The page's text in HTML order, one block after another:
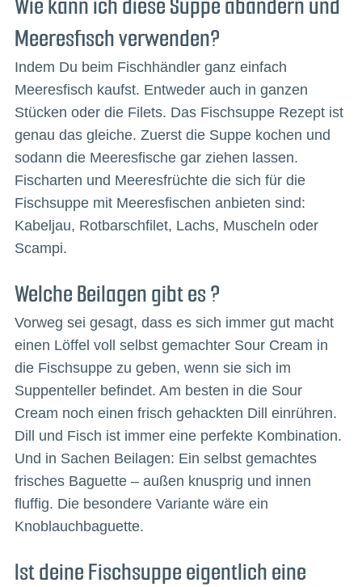
Wie kann ich diese Suppe abändern und
Meeresfisch verwenden?
Indem Du beim Fischhändler ganz einfach
Meeresfisch kaufst. Entweder auch in ganzen
Stücken oder die Filets. Das Fischsuppe Rezept ist
genau das gleiche. Zuerst die Suppe kochen und
sodann die Meeresfische gar ziehen lassen.
Fischarten und Meeresfrüchte die sich für die
Fischsuppe mit Meeresfischen anbieten sind:
Kabeljau, Rotbarschfilet, Lachs, Muscheln oder
Scampi.
Welche Beilagen gibt es ?
Vorweg sei gesagt, dass es sich immer gut macht
einen Löffel voll selbst gemachter Sour Cream in
die Fischsuppe zu geben, wenn sie sich im
Suppenteller befindet. Am besten in die Sour
Cream noch einen frisch gehackten Dill einrühren.
Dill und Fisch ist immer eine perfekte Kombination.
Und in Sachen Beilagen: Ein selbst gemachtes
frisches Baguette – außen knusprig und innen
fluffig. Die besondere Variante wäre ein
Knoblauchbaguette.
Ist deine Fischsuppe eigentlich eine